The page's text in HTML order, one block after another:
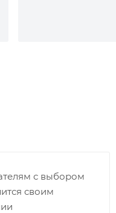
с выбором
своим